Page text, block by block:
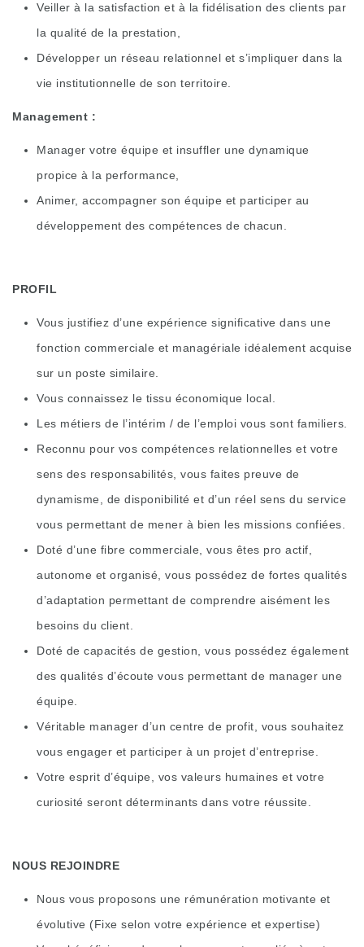
Veiller à la satisfaction et à la fidélisation des clients par
la qualité de la prestation,
Développer un réseau relationnel et s’impliquer dans la
vie institutionnelle de son territoire.
Management :
Manager votre équipe et insuffler une dynamique
propice à la performance,
Animer, accompagner son équipe et participer au
développement des compétences de chacun.
PROFIL
Vous justifiez d’une expérience significative dans une
fonction commerciale et managériale idéalement acquise
sur un poste similaire.
Vous connaissez le tissu économique local.
Les métiers de l’intérim / de l’emploi vous sont familiers.
Reconnu pour vos compétences relationnelles et votre
sens des responsabilités, vous faites preuve de
dynamisme, de disponibilité et d’un réel sens du service
vous permettant de mener à bien les missions confiées.
Doté d’une fibre commerciale, vous êtes pro actif,
autonome et organisé, vous possédez de fortes qualités
d’adaptation permettant de comprendre aisément les
besoins du client.
Doté de capacités de gestion, vous possédez également
des qualités d’écoute vous permettant de manager une
équipe.
Véritable manager d’un centre de profit, vous souhaitez
vous engager et participer à un projet d’entreprise.
Votre esprit d’équipe, vos valeurs humaines et votre
curiosité seront déterminants dans votre réussite.
NOUS REJOINDRE
Nous vous proposons une rémunération motivante et
évolutive (Fixe selon votre expérience et expertise)